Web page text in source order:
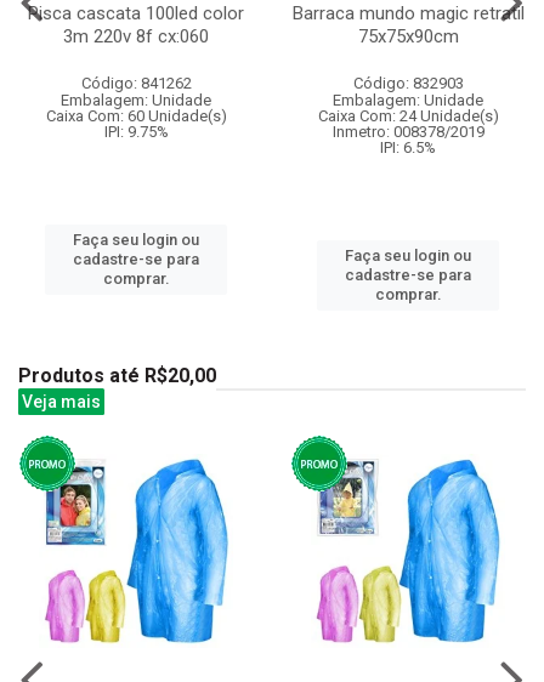
Pisca cascata 100led color
3m 220v 8f cx:060
Código: 841262
Embalagem: Unidade
Caixa Com: 60 Unidade(s)
IPI: 9.75%
Faça seu login ou
cadastre-se para
comprar.
Barraca mundo magic retratil
75x75x90cm
Código: 832903
Embalagem: Unidade
Caixa Com: 24 Unidade(s)
Inmetro: 008378/2019
IPI: 6.5%
Faça seu login ou
cadastre-se para
comprar.
Produtos até R$20,00
Veja mais